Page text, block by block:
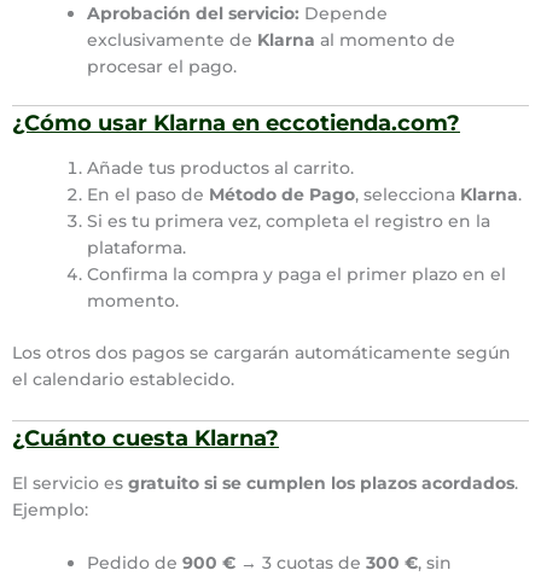
Aprobación del servicio: Depende
exclusivamente de Klarna al momento de
procesar el pago.
¿Cómo usar Klarna en eccotienda.com?
Añade tus productos al carrito.
En el paso de Método de Pago, selecciona Klarna.
Si es tu primera vez, completa el registro en la
plataforma.
Confirma la compra y paga el primer plazo en el
momento.
Los otros dos pagos se cargarán automáticamente según
el calendario establecido.
¿Cuánto cuesta Klarna?
El servicio es gratuito si se cumplen los plazos acordados.
Ejemplo:
Pedido de 900 € → 3 cuotas de 300 €, sin